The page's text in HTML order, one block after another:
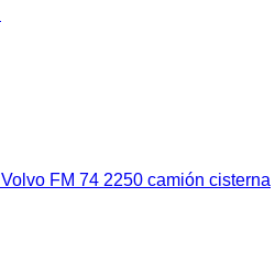
Volvo FM 74 2250 camión cisterna